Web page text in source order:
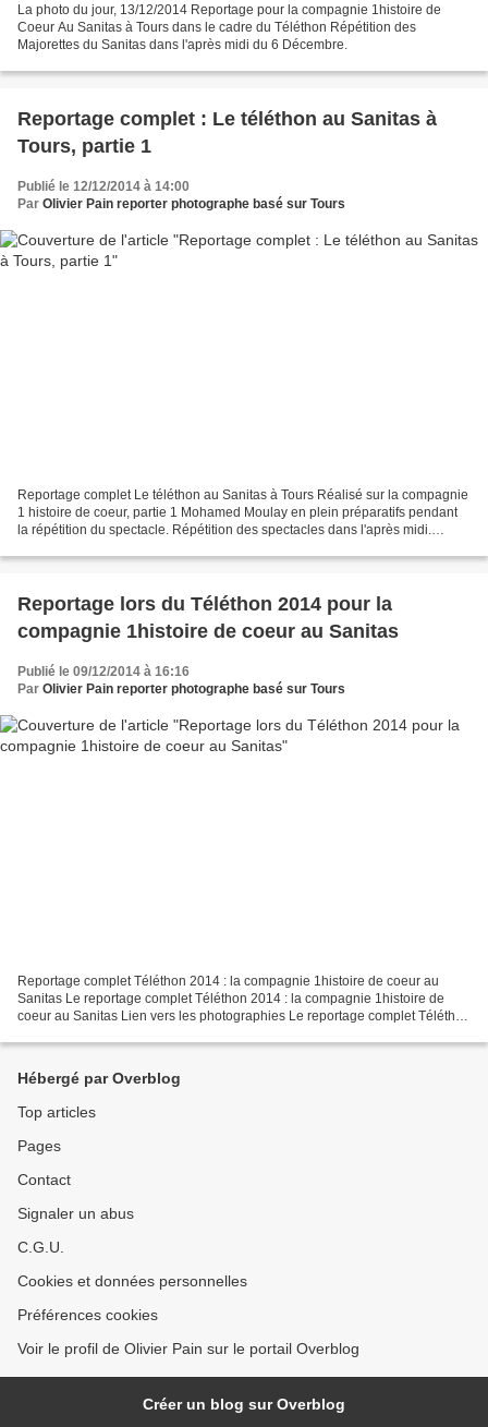
La photo du jour, 13/12/2014 Reportage pour la compagnie 1histoire de
Coeur Au Sanitas à Tours dans le cadre du Téléthon Répétition des
Majorettes du Sanitas dans l'après midi du 6 Décembre.
Reportage complet : Le téléthon au Sanitas à
Tours, partie 1
Publié le 12/12/2014 à 14:00
Par Olivier Pain reporter photographe basé sur Tours
Reportage complet Le téléthon au Sanitas à Tours Réalisé sur la compagnie
1 histoire de coeur, partie 1 Mohamed Moulay en plein préparatifs pendant
la répétition du spectacle. Répétition des spectacles dans l'après midi.
Reportage lors du Téléthon 2014 pour la
compagnie 1histoire de coeur au Sanitas
Publié le 09/12/2014 à 16:16
Par Olivier Pain reporter photographe basé sur Tours
Reportage complet Téléthon 2014 : la compagnie 1histoire de coeur au
Sanitas Le reportage complet Téléthon 2014 : la compagnie 1histoire de
coeur au Sanitas Lien vers les photographies Le reportage complet Téléthon
Hébergé par Overblog
Top articles
Pages
Contact
Signaler un abus
C.G.U.
Cookies et données personnelles
Préférences cookies
Voir le profil de Olivier Pain sur le portail Overblog
Créer un blog sur Overblog